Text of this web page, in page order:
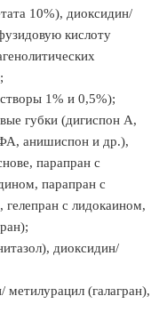
10%), диоксидин/
кислоту
1% и 0,5%);
губки (дигиспон А,
анишиспон и др.),
парапран с
парапран с
с лидокаином,
диоксидин/
метилурацил (галагран),